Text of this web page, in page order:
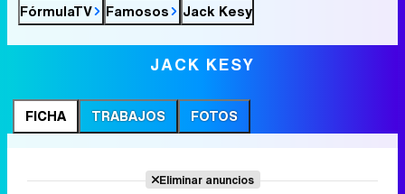
FórmulaTV Famosos Jack Kesy
JACK KESY
FICHA TRABAJOS FOTOS
Eliminar anuncios